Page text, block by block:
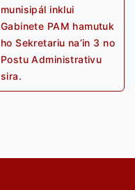
munisipál inklui
Gabinete PAM hamutuk
ho Sekretariu na’in 3 no
Postu Administrativu
sira.